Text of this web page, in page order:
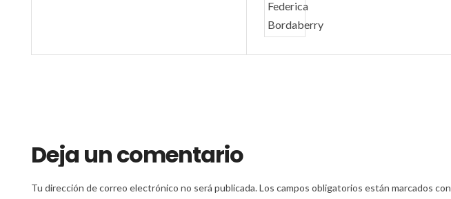
Deja un comentario
Tu dirección de correo electrónico no será publicada.Los campos obligatorios están marcados con